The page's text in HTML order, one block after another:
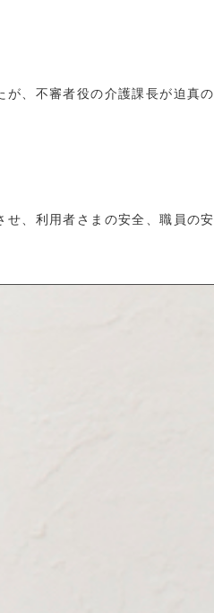
、不審者役の介護課長が迫真の
、利用者さまの安全、職員の安